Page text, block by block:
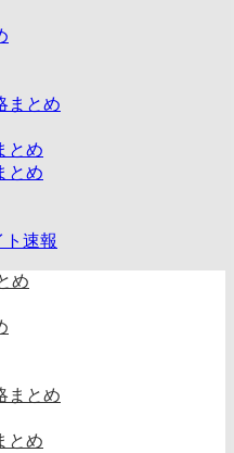
まとめ
とめ
とめ
ト速報
め
まとめ
とめ